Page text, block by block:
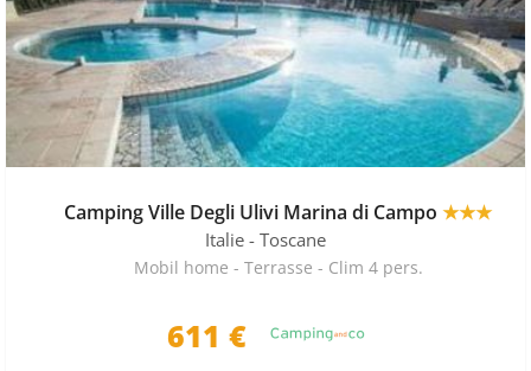
Camping Ville Degli Ulivi Marina di Campo ★★★
Italie - Toscane
Mobil home - Terrasse - Clim 4 pers.
611 €